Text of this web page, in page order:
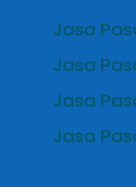
Jasa
Jasa
Jasa
Jasa